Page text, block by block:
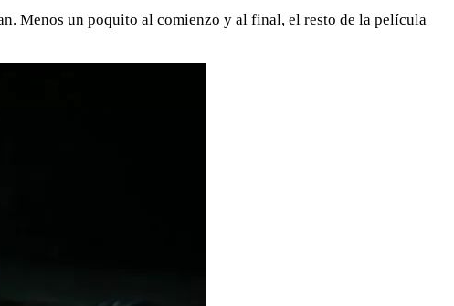
Menos un poquito al comienzo y al final, el resto de la película